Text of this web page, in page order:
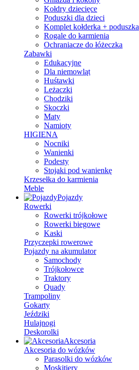
Kołdry dziecięce
Poduszki dla dzieci
Komplet kołderka + poduszka
Rogale do karmienia
Ochraniacze do łóżeczka
Zabawki
Edukacyjne
Dla niemowląt
Huśtawki
Leżaczki
Chodziki
Skoczki
Maty
Namioty
HIGIENA
Nocniki
Wanienki
Podesty
Stojaki pod wanienkę
Krzesełka do karmienia
Meble
Pojazdy
Rowerki
Rowerki trójkołowe
Rowerki biegowe
Kaski
Przyczepki rowerowe
Pojazdy na akumulator
Samochody
Trójkołowce
Traktory
Quady
Trampoliny
Gokarty
Jeździki
Hulajnogi
Deskorolki
Akcesoria
Akcesoria do wózków
Parasolki do wózków
Moskitiery